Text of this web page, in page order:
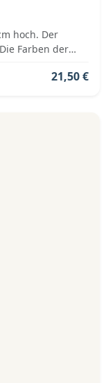
hoch. Der
Farben der
21,50 €